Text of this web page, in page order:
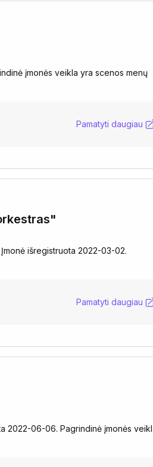
įmonės veikla yra scenos menų
Pamatyti daugiau
išregistruota 2022-03-02.
Pamatyti daugiau
2022-06-06. Pagrindinė įmonės